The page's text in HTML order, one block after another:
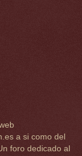
a si como del
foro dedicado al